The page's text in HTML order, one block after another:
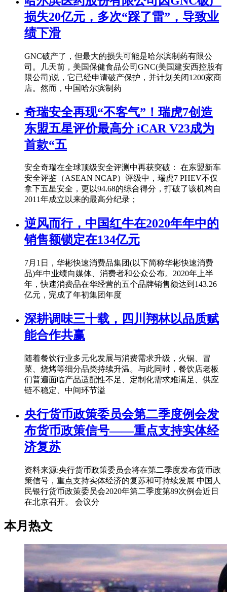
损失20亿元，多次“踩了雷”，导致业
绩下滑
GNC破产了，但最大的损失可能是哈尔滨制药有限公
司。几天前，美国保健食品公司GNC(美国建安西控股有
限公司)说，它已经申请破产保护，并计划关闭1200家商
店。然而，中国哈尔滨制药
奇瑞安全再现“不客气”！瑞虎7创造
东盟五星评价最高分 iCAR V23成为
首款“五
安全奇瑞在全球顶级安全评测中再获突破： 在东盟新车
安全评鉴（ASEAN NCAP）评级中，瑞虎7 PHEV不仅
拿下五星安全，更以94.68的综合得分，打破了该机构自
2011年成立以来的最高分纪录；
逆风而行，中国红牛在2020年年中的
销售额锁定在134亿元
7月1日，华彬快速消费品集团(以下简称华彬快速消费
品)年中业绩向媒体、消费者和公众公布。2020年上半
年，快速消费品在华经营的五个品牌销售额达到143.26
亿元，完成了年初集团年度
深耕调味三十载，四川翔林以品质赋
能合作共赢
随着餐饮行业多元化发展与消费需求升级，火锅、冒
菜、烧烤等细分品类持续升温。与此同时，餐饮店老板
们普遍面临产品适配性不足、定制化需求难满足、供应
链不稳定、中间环节溢
央行货币政策委员会第二季度例会发
布货币政策信号——重点支持实体经
济复苏
资料来源:央行货币政策委员会将在第二季度发布货币政
策信号，重点支持实体经济的复苏和可持续发展 中国人
民银行货币政策委员会2020年第二季度第89次例会近日
在北京召开。 会议分
本月热文